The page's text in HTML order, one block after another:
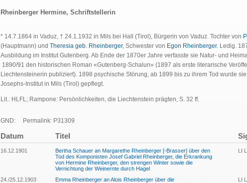
Rheinberger Hermine, Schriftstellerin
* 14.7.1864 in Vaduz, † 24.1.1932 in Mils bei Hall (Tirol), Bürgerin von Vaduz. Tochter von
(Hauptmann) und Theresia geb. Rheinberger, Schwester von Egon Rheinberger. Ledig.
Ausbildung im Institut Gutenberg. Ab Ende der 1870er Jahre verfasste sie Natur- und
1890/91 den historischen Roman «Gutenberg-Schalun» (1897 als erste literarische
Liechtensteinerin publiziert). 1898 psychische Störung, ab 1899 bis zu ihrem Tod wurde
Josephs-Institut in Mils (Tirol) gepflegt.
Lit.: HLFL; Rampone: Persönlichkeiten, die Liechtenstein prägten, S. 32 ff.
GND: Permalink: P31309
Datum Titel
16.12.1901
Bertha Schauer an Margarethe Rheinberger [-Brasser] über den
Tod des Komponisten Josef Gabriel Rheinberger, die Erkrankung
von Hermine Rheinberger, den strengen Winter sowie die
Vernichtung der Weinernte durch Hagel
LI
24./25.12.1903
Emma Rheinberger an Alois Rheinberger über die
LI